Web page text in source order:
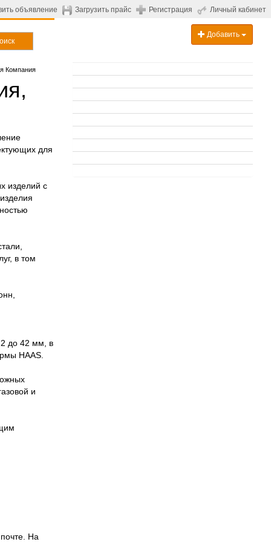
объявление Загрузить прайс Регистрация Личный кабинет
Добавить
Компания
для
изделий с
в том
2 до 42 мм, в
HAAS.
и
На